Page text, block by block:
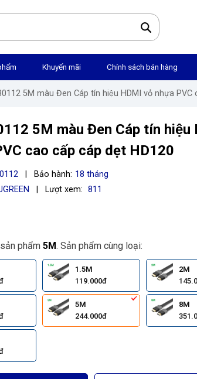
Khuyến mãi Chính sách bán hàng
30112 5M màu Đen Cáp tín hiệu HDMI vỏ nhựa
5M màu Đen Cáp tín hiệu
cao cấp cáp dẹt HD120
Bảo hành: 18 tháng
Lượt xem: 811
phẩm 5M. Sản phẩm cùng loại:
1.5M
119.000đ
2M
5M
244.000đ
8M